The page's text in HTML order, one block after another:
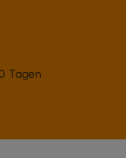
Tagen